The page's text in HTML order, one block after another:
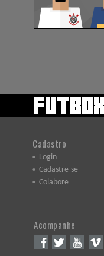
Cadastro
Login
Cadastre-se
Colabore
Acompanhe